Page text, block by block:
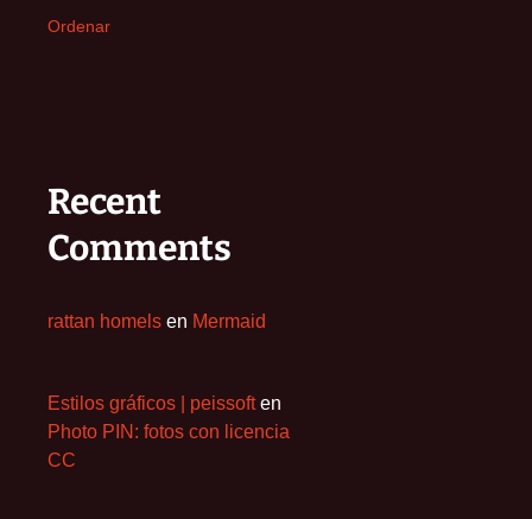
Ordenar
Recent
Comments
rattan homels en Mermaid
Estilos gráficos | peissoften
Photo PIN: fotos con licencia
CC